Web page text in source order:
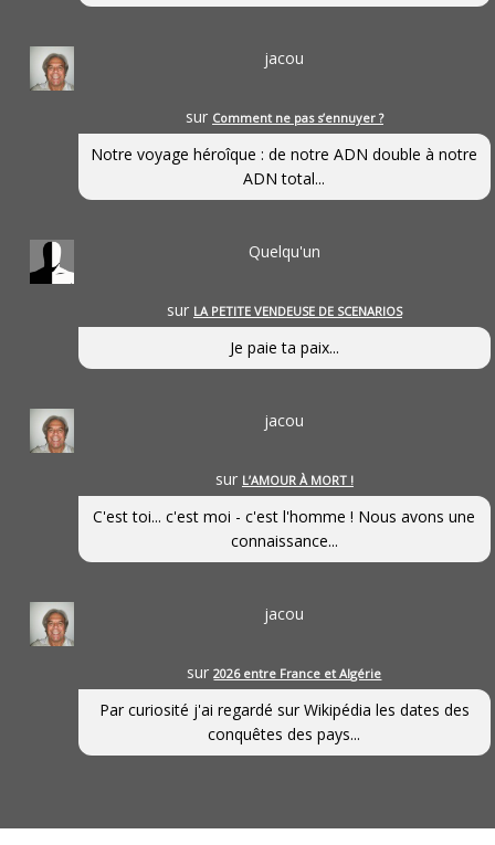
jacou
sur Comment ne pas s’ennuyer ?
Notre voyage héroîque : de notre ADN double à notre
ADN total...
Quelqu'un
sur LA PETITE VENDEUSE DE SCENARIOS
Je paie ta paix...
jacou
sur L’AMOUR À MORT !
C'est toi... c'est moi - c'est l'homme ! Nous avons une
connaissance...
jacou
sur2026 entre France et Algérie
Par curiosité j'ai regardé sur Wikipédia les dates des
conquêtes des pays...